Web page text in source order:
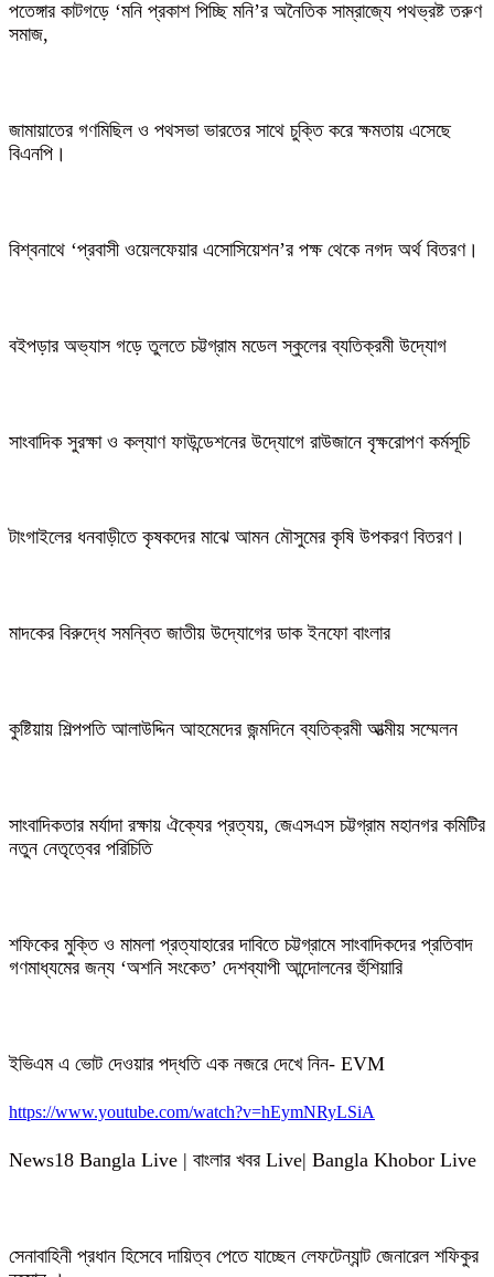
পতেঙ্গার কাটগড়ে ‘মনি প্রকাশ পিচ্ছি মনি’র অনৈতিক সাম্রাজ্যে পথভ্রষ্ট তরুণ
সমাজ,
জামায়াতের গণমিছিল ও পথসভা ভারতের সাথে চুক্তি করে ক্ষমতায় এসেছে
বিএনপি।
বিশ্বনাথে ‘প্রবাসী ওয়েলফেয়ার এসোসিয়েশন’র পক্ষ থেকে নগদ অর্থ বিতরণ।
বইপড়ার অভ্যাস গড়ে তুলতে চট্টগ্রাম মডেল স্কুলের ব্যতিক্রমী উদ্যোগ
সাংবাদিক সুরক্ষা ও কল্যাণ ফাউন্ডেশনের উদ্যোগে রাউজানে বৃক্ষরোপণ কর্মসূচি
টাংগাইলের ধনবাড়ীতে কৃষকদের মাঝে আমন মৌসুমের কৃষি উপকরণ বিতরণ।
মাদকের বিরুদ্ধে সমন্বিত জাতীয় উদ্যোগের ডাক ইনফো বাংলার
কুষ্টিয়ায় শিল্পপতি আলাউদ্দিন আহমেদের জন্মদিনে ব্যতিক্রমী আত্মীয় সম্মেলন
সাংবাদিকতার মর্যাদা রক্ষায় ঐক্যের প্রত্যয়, জেএসএস চট্টগ্রাম মহানগর কমিটির
নতুন নেতৃত্বের পরিচিতি
শফিকের মুক্তি ও মামলা প্রত্যাহারের দাবিতে চট্টগ্রামে সাংবাদিকদের প্রতিবাদ
গণমাধ্যমের জন্য ‘অশনি সংকেত’ দেশব্যাপী আন্দোলনের হুঁশিয়ারি
ইভিএম এ ভোট দেওয়ার পদ্ধতি এক নজরে দেখে নিন- EVM
https://www.youtube.com/watch?v=hEymNRyLSiA
News18 Bangla Live | বাংলার খবর Live| Bangla Khobor Live
সেনাবাহিনী প্রধান হিসেবে দায়িত্ব পেতে যাচ্ছেন লেফটেন্যান্ট জেনারেল শফিকুর